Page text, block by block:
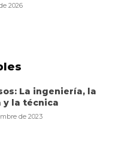
2026
La ingeniería, la
y la técnica
de 2023